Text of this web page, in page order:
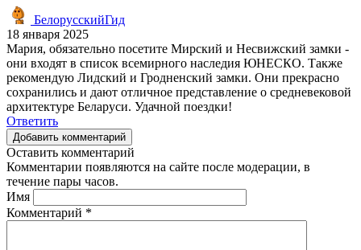
БелорусскийГид
18 января 2025
Мария, обязательно посетите Мирский и Несвижский замки -
они входят в список всемирного наследия ЮНЕСКО. Также
рекомендую Лидский и Гродненский замки. Они прекрасно
сохранились и дают отличное представление о средневековой
архитектуре Беларуси. Удачной поездки!
Ответить
Добавить комментарий
Оставить комментарий
Комментарии появляются на сайте после модерации, в
течение пары часов.
Имя
Комментарий *